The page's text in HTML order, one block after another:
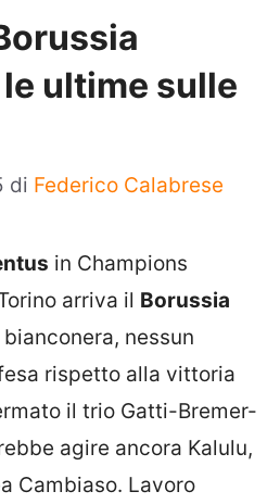
ultime sulle
di Federico Calabrese
in Champions
arriva il Borussia
bianconera, nessun
rispetto alla vittoria
il trio Gatti-Bremer-
agire ancora Kalulu,
Cambiaso. Lavoro